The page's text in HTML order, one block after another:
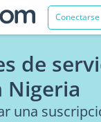
Conectarse
de
Nigeria
una